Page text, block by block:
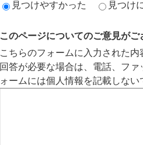
見つけやすかった
見つけ
このページについてのご意見がご
こちらのフォームに入力された内
回答が必要な場合は、電話、フ
ォームには個人情報を記載しない